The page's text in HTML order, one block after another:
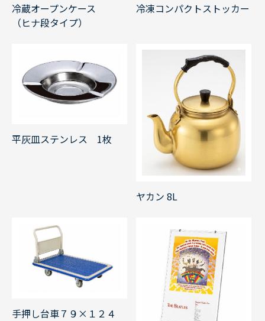
冷蔵オープンケース
（ヒナ段タイプ）
冷凍コンパクトストッカー
平灰皿ステンレス 1枚
ヤカン 8L
手押し台車７９×１２４